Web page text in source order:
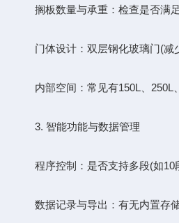
搁板数量与承重：检查是否满足
门体设计：双层钢化玻璃门(减
内部空间：常见有150L、250L
3. 智能功能与数据管理
程序控制：是否支持多段(如10
数据记录与导出：有无内置存储